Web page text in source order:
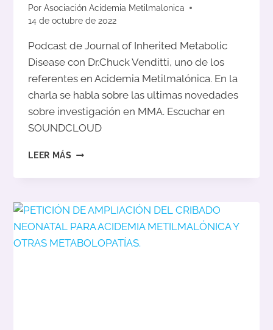
Por Asociación Acidemia Metilmalonica
14 de octubre de 2022
Podcast de Journal of Inherited Metabolic
Disease con Dr.Chuck Venditti, uno de los
referentes en Acidemia Metilmalónica. En la
charla se habla sobre las ultimas novedades
sobre investigación en MMA. Escuchar en
SOUNDCLOUD
LEER MÁS PODCAST
JOURNAL
METABOLIC
DISEASE
CON